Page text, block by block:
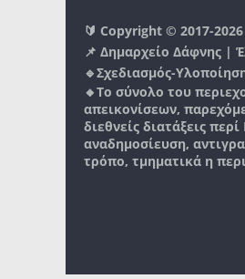
🔰 Copyright © 2017-2026
📌 Δημαρχείο Δάφνης |
🔹Σχεδιασμός-
🔸Το σύνολο του
απεικονίσεων,
διεθνείς διατάξεις
αναδημοσίευση,
τρόπο, τμηματικά η